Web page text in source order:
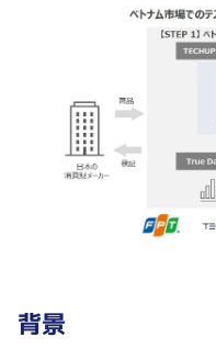
背景